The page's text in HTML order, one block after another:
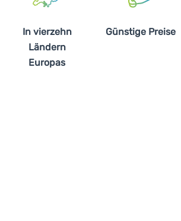
In vierzehn
Ländern
Europas
Günstige Preise